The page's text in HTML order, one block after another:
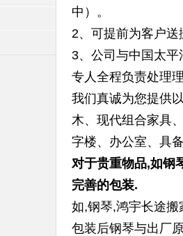
中）。
2、可提前为客户
3、公司与中国太
专人全程负责处理
我们真诚为您提供
木、现代组合家具
字楼、办公室、具
对于贵重物品,如钢
完善的包装.
如,钢琴,鸿宇长途
包装后钢琴与出厂